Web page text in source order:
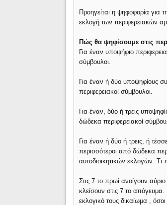
Προηγείται η ψηφοφορία για
εκλογή των περιφερειακών
Πώς θα ψηφίσουμε στις
Για έναν υποψήφιο
σύμβουλοι.
Για έναν ή δύο υποψηφίους
περιφερειακοί σύμβουλοι.
Για έναν, δύο ή τρεις
δώδεκα περιφερειακοί
Για έναν ή δύο ή τρεις, ή
περισσότεροι από δώδεκα
αυτοδιοικητικών εκλογών.
Στις 7 το πρωί ανοίγουν
κλείσουν στις 7 το
εκλογικό τους δικαίωμα ,